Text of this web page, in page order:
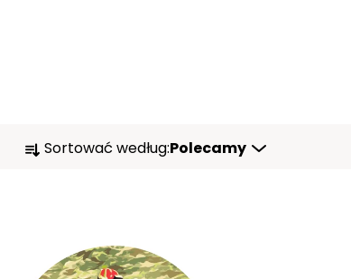
S Sortować według:Polecamy